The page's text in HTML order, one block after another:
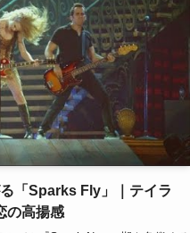
「Sparks Fly」｜テイラ
の高揚感